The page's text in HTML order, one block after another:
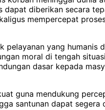
diberikan secara
mempercepat
yang humanis
moral di tengah
dasar kepada
guna mendukung
santunan dapat